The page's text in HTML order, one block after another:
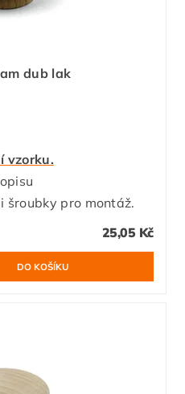
dub lak
vzorku.
šroubky pro montáž.
25,05 Kč